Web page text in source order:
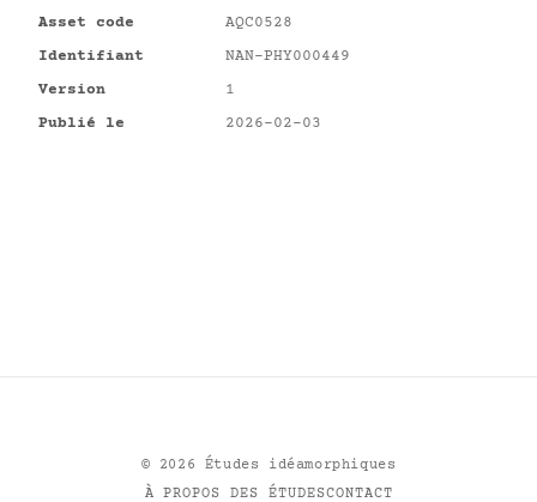
Asset code
AQC0528
Identifiant
NAN-PHY000449
Version
1
Publié le
2026-02-03
© 2026 Études idéamorphiques
À PROPOS DES ÉTUDESCONTACT